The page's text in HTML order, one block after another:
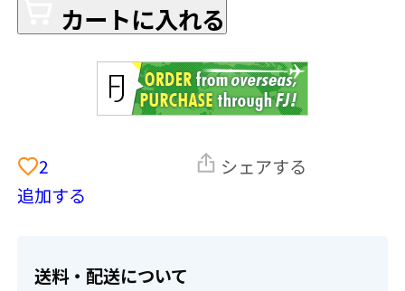
カートに入れる
2
追加する
シェアする
送料・配送について